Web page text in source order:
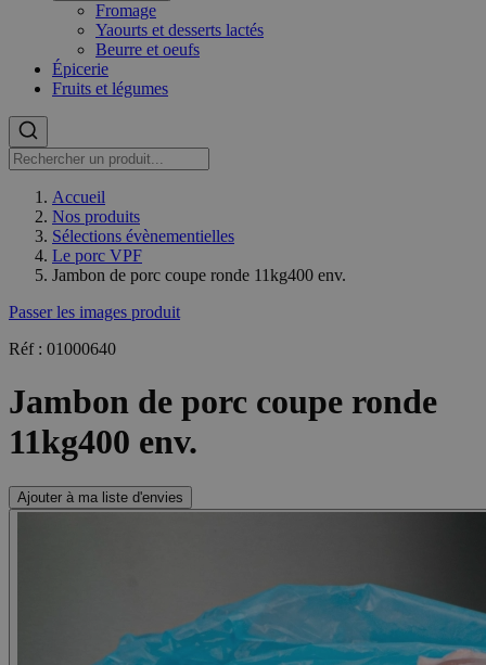
Fromage
Yaourts et desserts lactés
Beurre et oeufs
Épicerie
Fruits et légumes
Accueil
Nos produits
Sélections évènementielles
Le porc VPF
Jambon de porc coupe ronde 11kg400 env.
Passer les images produit
Réf : 01000640
Jambon de porc coupe ronde
11kg400 env.
Ajouter à ma liste d'envies